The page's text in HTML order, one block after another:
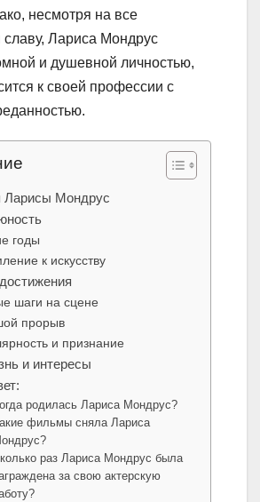
несмотря на все
славу, Лариса Мондрус
и душевной личностью,
к своей профессии с
Ларисы Мондрус
годы
к искусству
шаги на сцене
прорыв
и признание
и интересы
родилась Лариса Мондрус?
фильмы сняла Лариса
раз Лариса Мондрус была
за свою актерскую